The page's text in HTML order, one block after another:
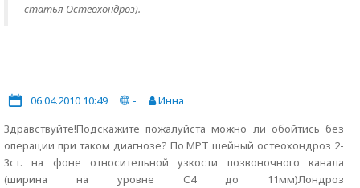
статья Остеохондроз).
06.04.2010 10:49 -
Инна
Здравствуйте!Подскажите пожалуйста можно ли обойтись без
операции при таком диагнозе? По МРТ шейный остеохондроз 2-
3ст. на фоне относительной узкости позвоночного канала
(ширина на уровне С4 до 11мм)Лондроз